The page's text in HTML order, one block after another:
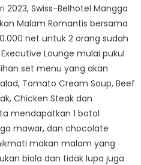
2023, Swiss-Belhotel Mangga
Malam Romantis bersama
net untuk 2 orang sudah
Lounge mulai pukul
set menu yang akan
Tomato Cream Soup, Beef
Chicken Steak dan
mendapatkan 1 botol
mawar, dan chocolate
makan malam yang
biola dan tidak lupa juga